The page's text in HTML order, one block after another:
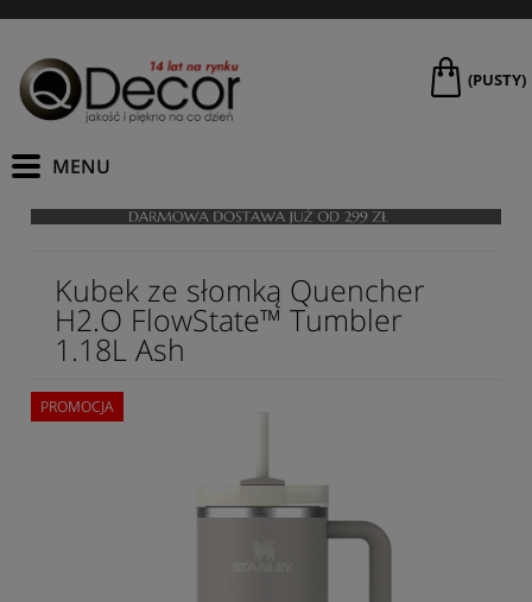
(PUSTY)
Kubek ze słomką Quencher
H2.O FlowState™ Tumbler
1.18L Ash
PROMOCJA